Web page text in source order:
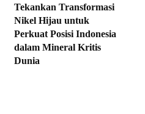
Tekankan Transformasi
Nikel Hijau untuk
Perkuat Posisi Indonesia
dalam Mineral Kritis
Dunia ‎